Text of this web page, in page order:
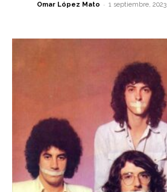
Omar López Mato - 1 septiembre, 2023